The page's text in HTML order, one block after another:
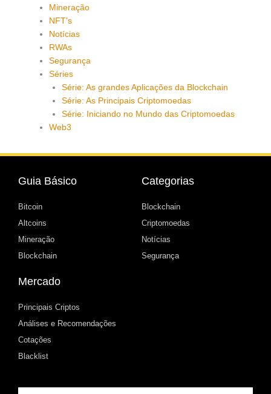
Mineração
NFT's
Notícias
RWAs
Segurança
Séries
Série: As grandes Aplicações da Blockchain
Série: As Principais Criptomoedas
Série: Iniciando no Mundo das Criptomoedas
Web3
Guia Básico
Bitcoin
Altcoins
Mineração
Blockchain
Categorias
Blockchain
Criptomoedas
Notícias
Segurança
Mercado
Principais Criptos
Análises e Recomendações
Cotações
Blacklist